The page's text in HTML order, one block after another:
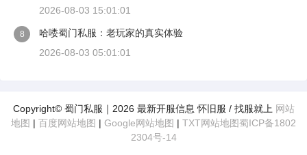
2026-08-03 15:01:01
8
哈喽蜀门私服：老玩家的真实体验
2026-08-03 05:01:01
Copyright© 蜀门私服｜2026 最新开服信息 怀旧服 / 找服就上 网站
地图 | 百度网站地图 | Google网站地图 | TXT网站地图蜀ICP备1802
2304号-14